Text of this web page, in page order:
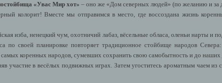
«Увас Мир хот» – оно же «Дом северных людей» (по желанию и за
колорит! Вместе мы отправимся в место, где воссоздана жизнь
изба, ненецкий чум, охотничий лабаз, вёсельные обласа, оленьи нарты
по своей планировке повторяет традиционное стойбище народов Севера:
коренных народов, сумевших сохранить свою самобытность и до наших
участие в весёлых подвижных играх. Затем угоститесь ароматным чаем из